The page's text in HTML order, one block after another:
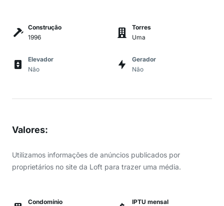
Construção
1996
Torres
Uma
Elevador
Não
Gerador
Não
Valores:
Utilizamos informações de anúncios publicados por
proprietários no site da Loft para trazer uma média.
Condomínio
IPTU mensal